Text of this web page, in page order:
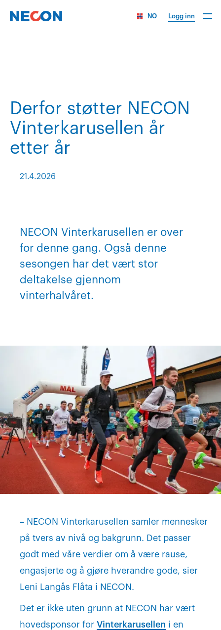
NO Logg inn
Derfor støtter NECON
Vinterkarusellen år
etter år
21.4.2026
NECON Vinterkarusellen er over
for denne gang. Også denne
sesongen har det vært stor
deltakelse gjennom
vinterhalvåret.
– NECON Vinterkarusellen samler mennesker
på tvers av nivå og bakgrunn. Det passer
godt med våre verdier om å være rause,
engasjerte og å gjøre hverandre gode, sier
Leni Langås Flåta i NECON.
Det er ikke uten grunn at NECON har vært
hovedsponsor for Vinterkarusellen i en